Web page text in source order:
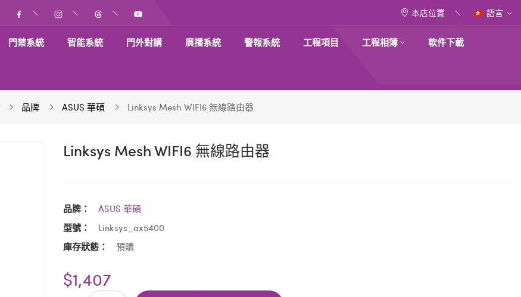
本店位置 語言
門禁系統 智能系統 門外對講 廣播系統 警報系統 工程項目 工程相簿 軟件下載
品牌 ASUS 華碩 Linksys Mesh WIFI6 無線路由器
Linksys Mesh WIFI6 無線路由器
品牌：
ASUS 華碩
型號：
Linksys_ax5400
庫存狀態：
預購
$1,407